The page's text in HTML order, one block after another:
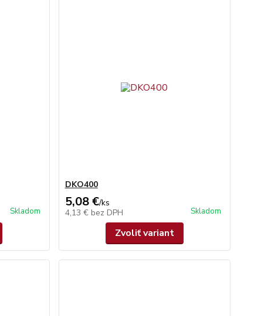
Skladom
DKO400
5,08 €/ks
4,13 € bez DPH Skladom
Zvoliť variant